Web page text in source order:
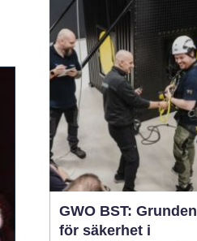
möts. I takt med att
kraven på hållbara
lösningar och hög
produktionssäkerhet ö...
GWO BST: Grunden
för säkerhet i